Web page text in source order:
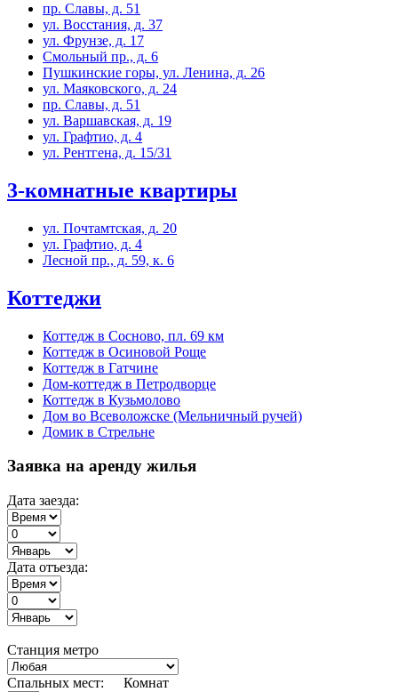
пр. Славы, д. 51
ул. Восстания, д. 37
ул. Фрунзе, д. 17
Смольный пр., д. 6
Пушкинские горы, ул. Ленина, д. 26
ул. Маяковского, д. 24
пр. Славы, д. 51
ул. Варшавская, д. 19
ул. Графтио, д. 4
ул. Рентгена, д. 15/31
3-комнатные квартиры
ул. Почтамтская, д. 20
ул. Графтио, д. 4
Лесной пр., д. 59, к. 6
Коттеджи
Коттедж в Сосново, пл. 69 км
Коттедж в Осиновой Роще
Коттедж в Гатчине
Дом-коттедж в Петродворце
Коттедж в Кузьмолово
Дом во Всеволожске (Мельничный ручей)
Домик в Стрельне
Заявка на аренду жилья
Дата заезда:
Дата отъезда:
Станция метро
Спальных мест: Комнат